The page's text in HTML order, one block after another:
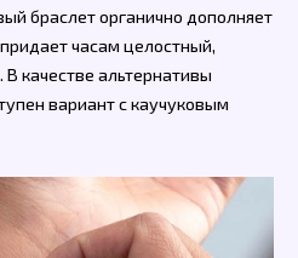
браслет органично дополняет
часам целостный,
качестве альтернативы
вариант с каучуковым